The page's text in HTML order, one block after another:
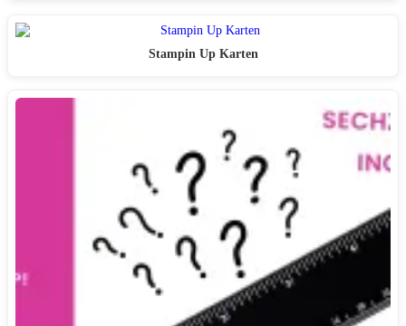
Stampin Up Karten